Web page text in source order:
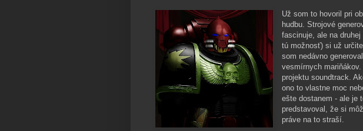
Už som to hovoril pri
hudbu. Strojové
fascinuje, ale na
tú možnosť) si už
som nedávno
vesmírnych
projektu soundtrack.
ono to vlastne moc
ešte dostanem - ale je
predstavoval, že si
práve na to straší.